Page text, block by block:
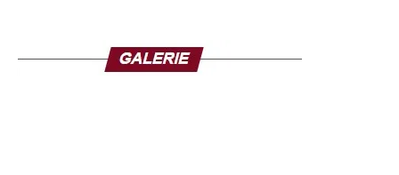
des infrastructures, qui selon lui, passe forcément et
d’abord par l’autosuffisance alimentaire d’où son retour